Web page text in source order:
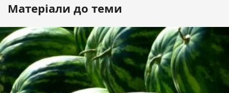
Матеріали до теми